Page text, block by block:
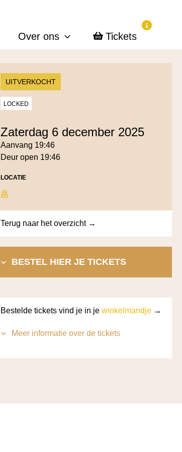
Over ons Tickets
UITVERKOCHT
LOCKED
zaterdag 6 december 2025
Aanvang 19:46
Deur open 19:46
LOCATIE
Terug naar het overzicht →
BESTEL HIER JE TICKETS
Bestelde tickets vind je in je winkelmandje→
Meer informatie over de tickets